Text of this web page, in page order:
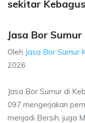
sekitar
Jasa Bor
Oleh Jasa Bor Sumur
2026
Jasa Bor Sumur di
097 mengerjakan
menjadi Bersih, juga